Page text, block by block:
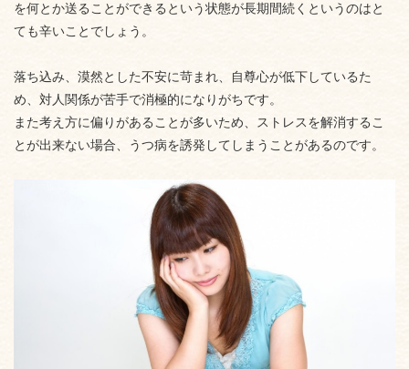
を何とか送ることができるという状態が長期間続くというのはと
ても辛いことでしょう。
落ち込み、漠然とした不安に苛まれ、自尊心が低下しているた
め、対人関係が苦手で消極的になりがちです。
また考え方に偏りがあることが多いため、ストレスを解消するこ
とが出来ない場合、うつ病を誘発してしまうことがあるのです。